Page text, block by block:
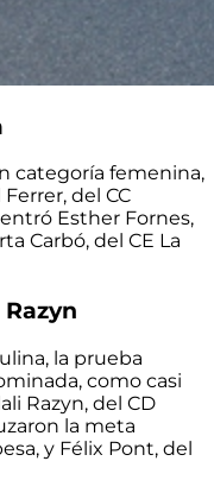
categoría femenina,
del CC
Esther Fornes,
Carbó, del CE La
la prueba
como casi
Razyn, del CD
la meta
y Félix Pont, del